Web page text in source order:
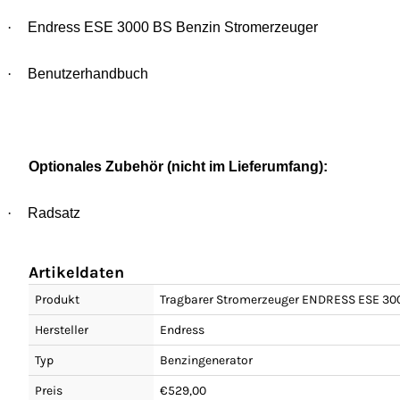
· Endress ESE 3000 BS Benzin Stromerzeuger
· Benutzerhandbuch
Optionales Zubehör (nicht im Lieferumfang):
· Radsatz
Artikeldaten
Produkt
Tragbarer Stromerzeuger ENDRESS ESE
Hersteller
Endress
Typ
Benzingenerator
Preis
€529,00